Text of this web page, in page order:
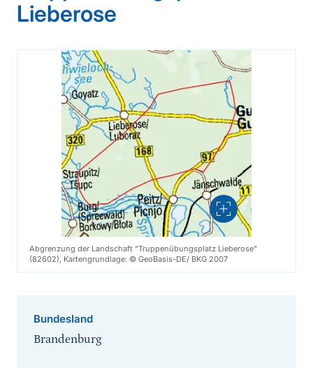
Lieberose
Vergrößern
Abgrenzung der Landschaft "Truppenübungsplatz Lieberose"
(82602), Kartengrundlage: © GeoBasis-DE/ BKG 2007
Bundesland
Brandenburg